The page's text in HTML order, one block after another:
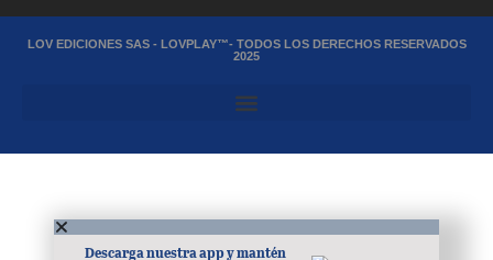
LOV EDICIONES SAS - LOVPLAY™- TODOS LOS DERECHOS RESERVADOS
2025
Descarga nuestra app y mantén